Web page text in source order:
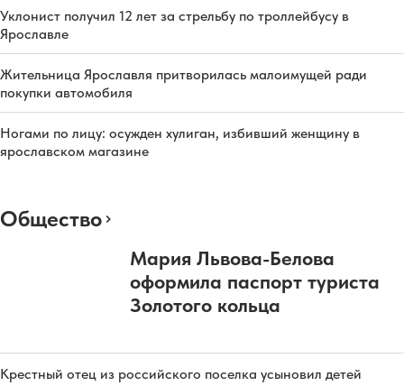
Уклонист получил 12 лет за стрельбу по троллейбусу в
Ярославле
Жительница Ярославля притворилась малоимущей ради
покупки автомобиля
Ногами по лицу: осужден хулиган, избивший женщину в
ярославском магазине
Общество
Мария Львова-Белова
оформила паспорт туриста
Золотого кольца
Крестный отец из российского поселка усыновил детей